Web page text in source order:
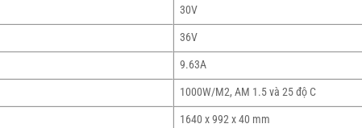
30V
36V
9.63A
1000W/M2, AM 1.5 và 25 độ C
1640 x 992 x 40 mm